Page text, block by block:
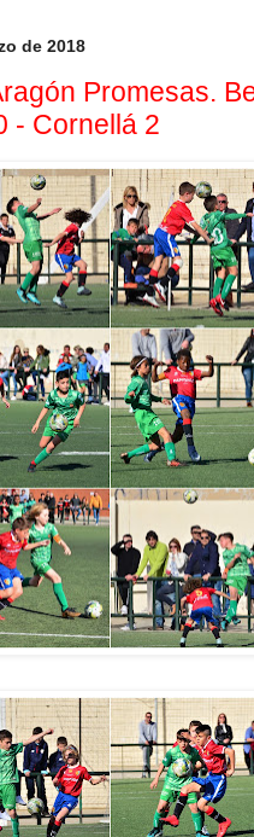
de 2018
Promesas.
- Cornellá 2